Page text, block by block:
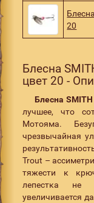
20
Блесна
цвет 20 -
БлеснаSMITH
лучшее, что
Мотояма.
чрезвычайная
Trout –
тяжести к
лепестка не
увеличивается